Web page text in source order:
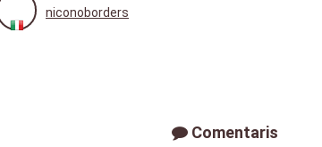
niconoborders
Comentaris